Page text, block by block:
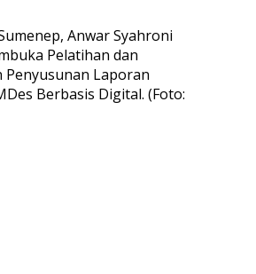
Anwar Syahroni
Pelatihan dan
Penyusunan Laporan
Berbasis Digital. (Foto: